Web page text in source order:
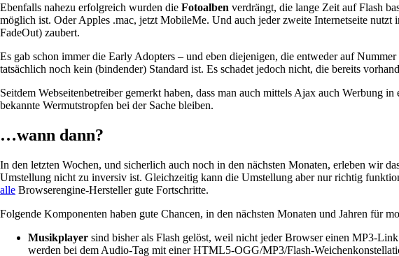
Ebenfalls nahezu erfolgreich wurden die Fotoalben verdrängt, die lange Zeit auf Flash
möglich ist. Oder Apples .mac, jetzt MobileMe. Und auch jeder zweite Internetseite
FadeOut) zaubert.
Es gab schon immer die Early Adopters – und eben diejenigen, die entweder auf
tatsächlich noch kein (bindender) Standard ist. Es schadet jedoch nicht, die bereits
Seitdem Webseitenbetreiber gemerkt haben, dass man auch mittels Ajax auch
bekannte Wermutstropfen bei der Sache bleiben.
…wann dann?
In den letzten Wochen, und sicherlich auch noch in den nächsten Monaten, erleben wir
Umstellung nicht zu inversiv ist. Gleichzeitig kann die Umstellung aber nur richtig
alle Browserengine-Hersteller gute Fortschritte.
Folgende Komponenten haben gute Chancen, in den nächsten Monaten und Jahren für
Musikplayer sind bisher als Flash gelöst, weil nicht jeder Browser einen MP3-
werden bei dem Audio-Tag mit einer HTML5-OGG/MP3/Flash-